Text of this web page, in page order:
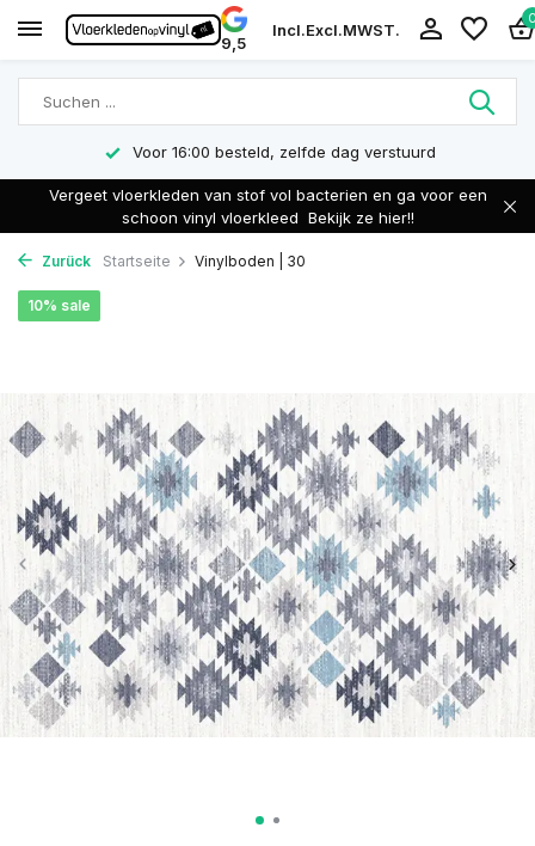
9,5
Incl.Excl.MWST.
Voor 16:00 besteld, zelfde dag verstuurd
Vergeet vloerkleden van stof vol bacterien en ga voor een
schoon vinyl vloerkleed Bekijk ze hier!!
Zurück Startseite Vinylboden | 30
10% sale